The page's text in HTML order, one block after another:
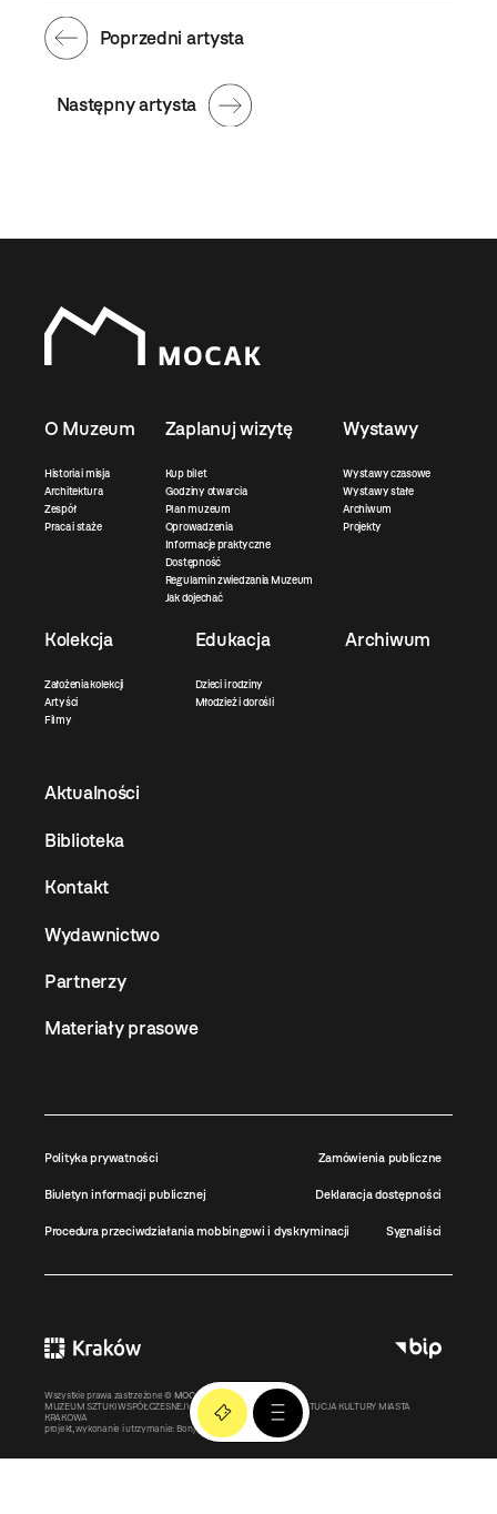
Następny artysta
Poprzedni artysta
O Muzeum
Historia i misja
Architektura
Zespół
Praca i staże
Zaplanuj wizytę
Kup bilet
Godziny otwarcia
Plan muzeum
Oprowadzenia
Informacje praktyczne
Dostępność
Regulamin zwiedzania Muzeum
Jak dojechać
Wystawy
Wystawy czasowe
Wystawy stałe
Archiwum
Projekty
Kolekcja
Założenia kolekcji
Artyści
Filmy
Edukacja
Dzieci i rodziny
Młodzież i dorośli
Archiwum
Aktualności
Biblioteka
Kontakt
Wydawnictwo
Partnerzy
Materiały prasowe
Polityka prywatności Zamówienia publiczne
Biuletyn informacji publicznej Deklaracja dostępności
Procedura przeciwdziałania mobbingowi i dyskryminacji Sygnaliści
Wszystkie prawa zastrzeżone © MOCAK2011-2026
MUZEUM SZTUKI WSPÓŁCZESNEJ W KRAKOWIE MOCAK – INSTYTUCJA KULTURY MIASTA
KRAKOWA
projekt, wykonanie i utrzymanie: Bonjour.pl